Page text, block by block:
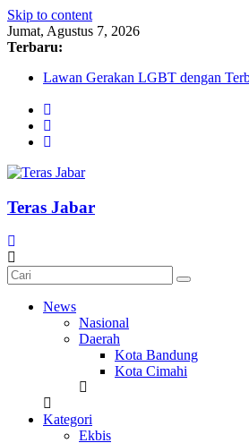
Skip to content
Jumat, Agustus 7, 2026
Terbaru:
Lawan Gerakan LGBT dengan
Komnas Anti Pemurtadan Gandeng
Seminar Nasional, Rumuskan
Pemurtadan
Barat Siap Pecahkan Rekor MURI
AKU NGONTÉN MAKA AKU
Teras Jabar
News
Nasional
Daerah
Kota Bandung
Kota Cimahi
Kategori
Ekbis